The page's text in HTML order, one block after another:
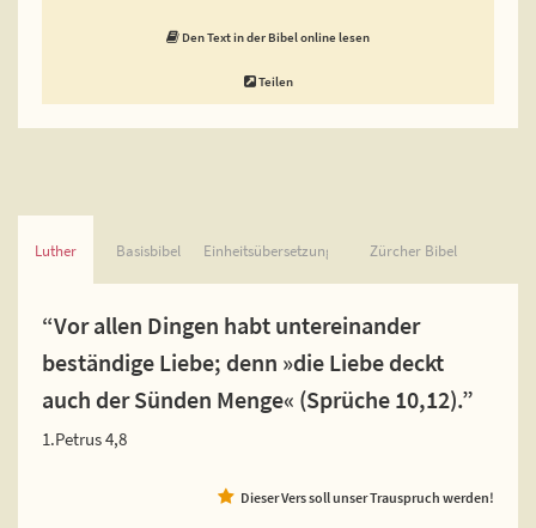
Den Text in der Bibel online lesen
Teilen
Luther Basisbibel Einheitsübersetzung Zürcher Bibel
“Vor allen Dingen habt untereinander
beständige Liebe; denn »die Liebe deckt
auch der Sünden Menge« (Sprüche 10,12).”
1.Petrus 4,8
Dieser Vers soll unser Trauspruch werden!